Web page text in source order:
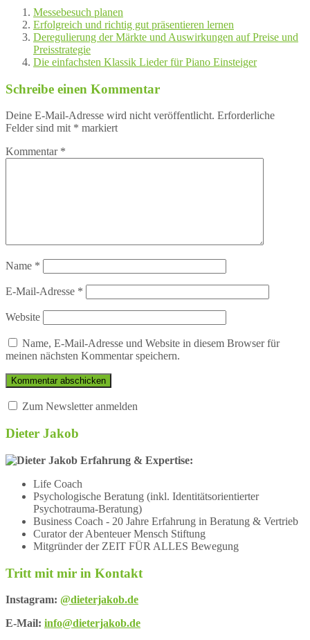
Messebesuch planen
Erfolgreich und richtig gut präsentieren lernen
Deregulierung der Märkte und Auswirkungen auf Preise und
Preisstrategie
Die einfachsten Klassik Lieder für Piano Einsteiger
Schreibe einen Kommentar
Deine E-Mail-Adresse wird nicht veröffentlicht. Erforderliche
Felder sind mit * markiert
Kommentar *
Name *
E-Mail-Adresse *
Website
Name, E-Mail-Adresse und Website in diesem Browser für
meinen nächsten Kommentar speichern.
Zum Newsletter anmelden
Dieter Jakob
Erfahrung & Expertise:
Life Coach
Psychologische Beratung (inkl. Identitätsorientierter
Psychotrauma-Beratung)
Business Coach - 20 Jahre Erfahrung in Beratung & Vertrieb
Curator der Abenteuer Mensch Stiftung
Mitgründer der ZEIT FÜR ALLES Bewegung
Tritt mit mir in Kontakt
Instagram: @dieterjakob.de
E-Mail: info@dieterjakob.de